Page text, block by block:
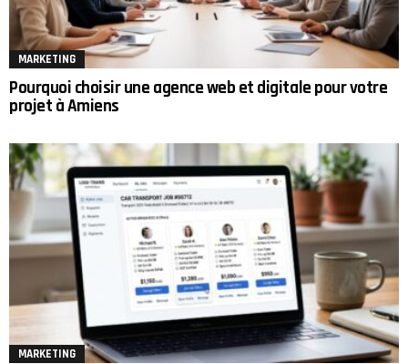
MARKETING
Pourquoi choisir une agence web et digitale pour votre
projet à Amiens
MARKETING